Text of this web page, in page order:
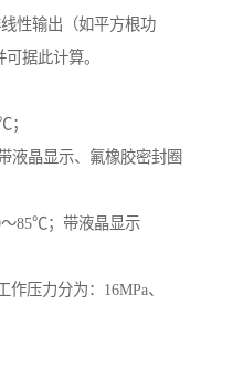
性输出（如平方根功
据此计算。
；
液晶显示、氟橡胶密封圈
85℃；带液晶显示
压力分为：16MPa、